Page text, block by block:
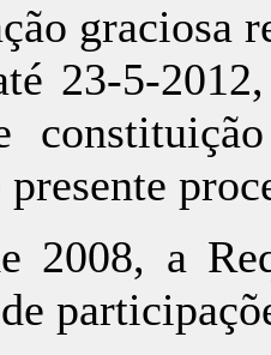
graciosa
23-5-
2008, a